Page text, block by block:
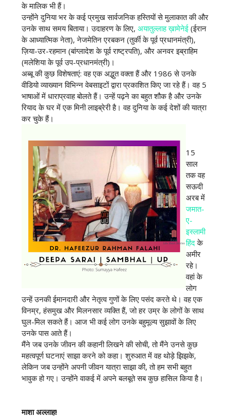
के मालिक भी हैं।
उन्होंने दुनिया भर के कई प्रमुख सार्वजनिक हस्तियों से मुलाकात की और
उनके साथ समय बिताया। उदाहरण के लिए, अयातुल्लाह ख़ामेनेई(ईरान
के आध्यात्मिक नेता), नेजमेतिन एरबकन (तुर्की के पूर्व प्रधानमंत्री),
ज़िया-उर-रहमान (बांग्लादेश के पूर्व राष्ट्रपति), और अनवर इब्राहिम
(मलेशिया के पूर्व उप-प्रधानमंत्री)।
अब्बू की कुछ विशेषताएं: वह एक अद्भुत वक्ता हैं और 1986 से उनके
वीडियो व्याख्यान विभिन्न वेबसाइटों द्वारा प्रकाशित किए जा रहे हैं। वह 5
भाषाओं में धाराप्रवाह बोलते हैं। उन्हें पढ़ने का बहुत शौक है और उनके
रियाद के घर में एक मिनी लाइब्रेरी है। वह दुनिया के कई देशों की यात्रा
कर चुके हैं।
15
साल
तक वह
सऊदी
अरब में
जमात-
ए-
इस्लामी
हिंदके
अमीर
रहे।
वहां के
लोग
उन्हें उनकी ईमानदारी और नेतृत्व गुणों के लिए पसंद करते थे। वह एक
विनम्र, हंसमुख और मिलनसार व्यक्ति हैं, जो हर उम्र के लोगों के साथ
घुल-मिल सकते हैं। आज भी कई लोग उनके बहुमूल्य सुझावों के लिए
उनके पास आते हैं।
मैंने जब उनके जीवन की कहानी लिखने की सोची, तो मैंने उनसे कुछ
महत्वपूर्ण घटनाएं साझा करने को कहा। शुरुआत में वह थोड़े झिझके,
लेकिन जब उन्होंने अपनी जीवन यात्रा साझा की, तो हम सभी बहुत
भावुक हो गए। उन्होंने वाकई में अपने बलबूते सब कुछ हासिल किया है।
माशा अल्लाह!